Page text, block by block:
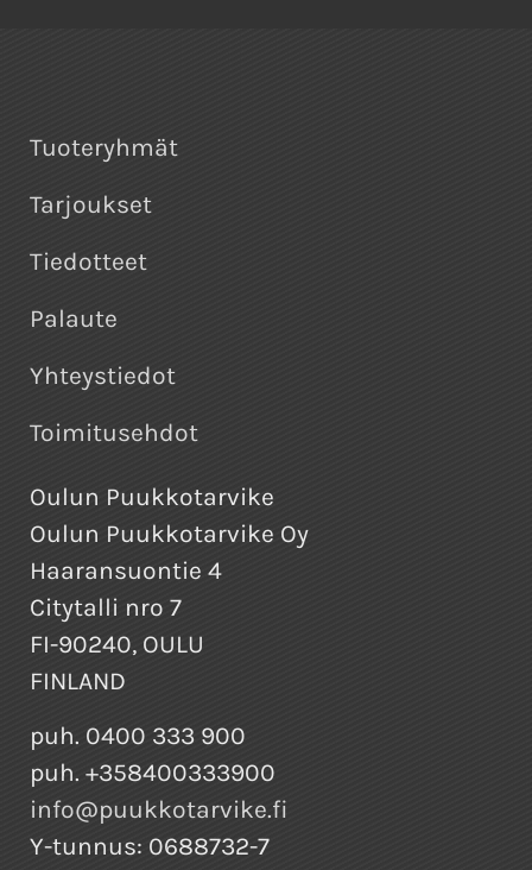
Tuoteryhmät
Tarjoukset
Tiedotteet
Palaute
Yhteystiedot
Toimitusehdot
Oulun Puukkotarvike
Oulun Puukkotarvike Oy
Haaransuontie 4
Citytalli nro 7
FI-90240, OULU
FINLAND
puh. 0400 333 900
puh. +358400333900
info@puukkotarvike.fi
Y-tunnus: 0688732-7